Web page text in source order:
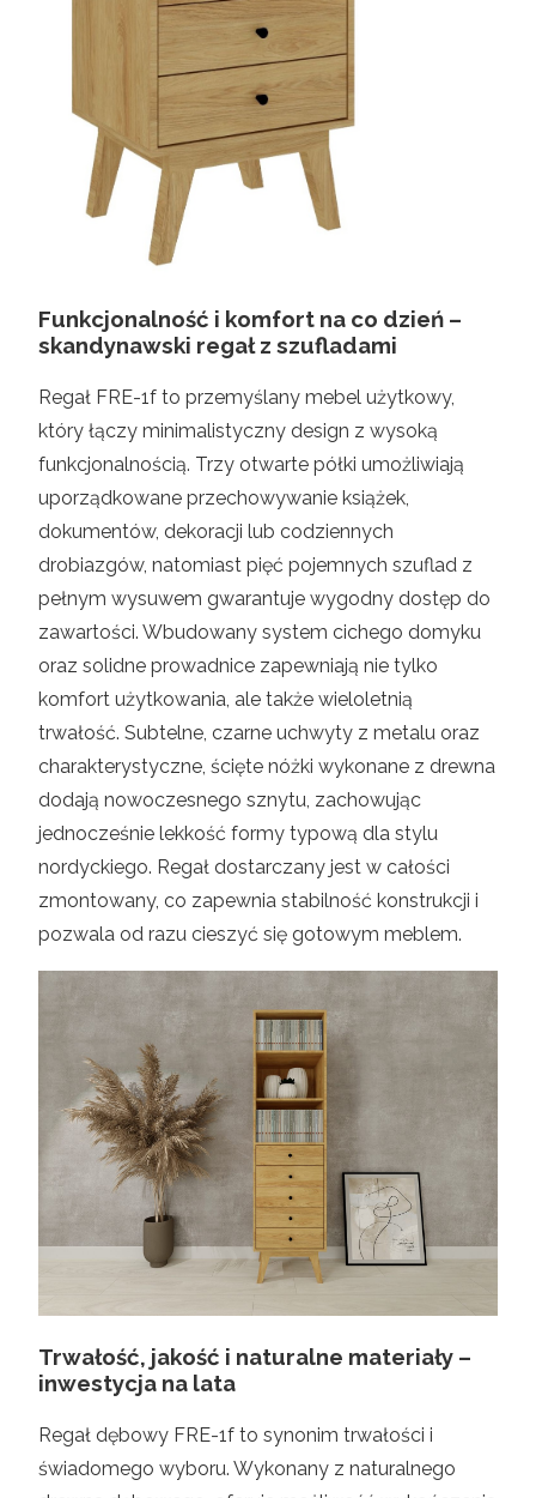
Funkcjonalność i komfort na co dzień –
skandynawski regał z szufladami
Regał FRE-1f to przemyślany mebel użytkowy,
który łączy minimalistyczny design z wysoką
funkcjonalnością. Trzy otwarte półki umożliwiają
uporządkowane przechowywanie książek,
dokumentów, dekoracji lub codziennych
drobiazgów, natomiast pięć pojemnych szuflad z
pełnym wysuwem gwarantuje wygodny dostęp do
zawartości. Wbudowany system cichego domyku
oraz solidne prowadnice zapewniają nie tylko
komfort użytkowania, ale także wieloletnią
trwałość. Subtelne, czarne uchwyty z metalu oraz
charakterystyczne, ścięte nóżki wykonane z drewna
dodają nowoczesnego sznytu, zachowując
jednocześnie lekkość formy typową dla stylu
nordyckiego. Regał dostarczany jest w całości
zmontowany, co zapewnia stabilność konstrukcji i
pozwala od razu cieszyć się gotowym meblem.
Trwałość, jakość i naturalne materiały –
inwestycja na lata
Regał dębowy FRE-1f to synonim trwałości i
świadomego wyboru. Wykonany z naturalnego